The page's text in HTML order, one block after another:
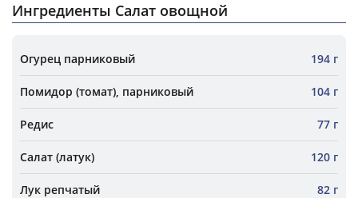
Ингредиенты Салат овощной
Огурец парниковый 194 г
Помидор (томат), парниковый 104 г
Редис 77 г
Салат (латук) 120 г
Лук репчатый 82 г